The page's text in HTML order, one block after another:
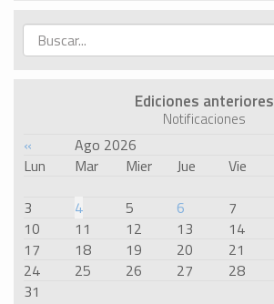
Ediciones anteriores
Notificaciones
« Ago 2026
Lun
Mar Mier Jue Vie
3
4 5 6 7
10
11 12 13 14
17
18 19 20 21
24
25 26 27 28
31